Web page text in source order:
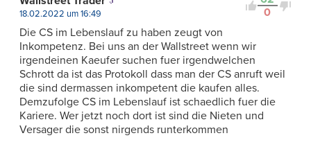
0
18.02.2022 um 16:49
Die CS im Lebenslauf zu haben zeugt von
Inkompetenz. Bei uns an der Wallstreet wenn wir
irgendeinen Kaeufer suchen fuer irgendwelchen
Schrott da ist das Protokoll dass man der CS anruft weil
die sind dermassen inkompetent die kaufen alles.
Demzufolge CS im Lebenslauf ist schaedlich fuer die
Kariere. Wer jetzt noch dort ist sind die Nieten und
Versager die sonst nirgends runterkommen